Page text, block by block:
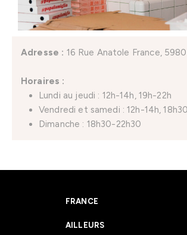
Adresse : 16 Rue Anatole France,
Horaires :
Lundi au jeudi : 12h-14h, 19h-22h
Vendredi et samedi : 12h-14h,
Dimanche : 18h30-22h30
FRANCE
AILLEURS